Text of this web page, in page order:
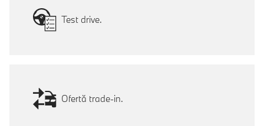
Test drive.
Ofertă trade-in.